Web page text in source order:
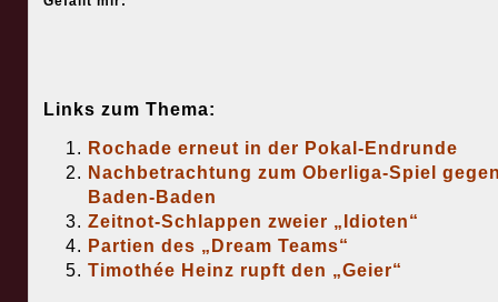
Links zum Thema:
Rochade erneut in der Pokal-Endrunde
Nachbetrachtung zum Oberliga-Spiel
Baden-Baden
Zeitnot-Schlappen zweier „Idioten“
Partien des „Dream Teams“
Timothée Heinz rupft den „Geier“